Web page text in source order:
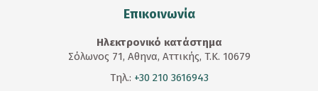
Επικοινωνία
Ηλεκτρονικό κατάστημα
Σόλωνος 71, Αθηνα, Αττικής, T.K. 10679
Τηλ.: +30 210 3616943